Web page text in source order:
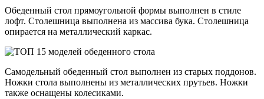
Обеденный стол прямоугольной формы выполнен в стиле
лофт. Столешница выполнена из массива бука. Столешница
опирается на металлический каркас.
Самодельный обеденный стол выполнен из старых поддонов.
Ножки стола выполнены из металлических прутьев. Ножки
также оснащены колесиками.